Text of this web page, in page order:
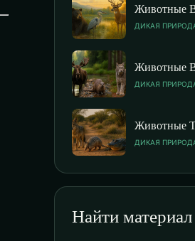
Животные
ДИКАЯ
Животные
ДИКАЯ
Животные
ДИКАЯ
Найти материал